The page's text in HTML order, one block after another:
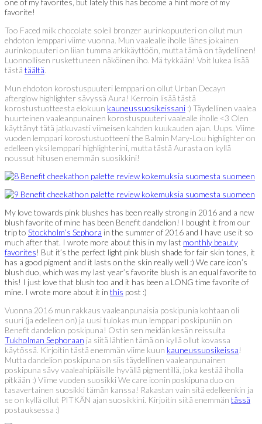
favorite!
Too Faced milk chocolate soleil bronzer aurinkopuuteri on ollut mun
ehdoton lemppari viime vuonna. Mun vaalealle iholle lähes jokainen
aurinkopuuteri on liian tumma arkikäyttöön, mutta tämä on täydellinen!
Luonnollisen ruskettuneen näköinen iho. Mä tykkään! Voit lukea lisää
tästä täältä.
Mun ehdoton korostuspuuteri lemppari on ollut Urban Decayn
afterglow highlighter sävyssä Aura! Kerroin lisää tästä
korostustuotteesta elokuun kauneussuosikeissani :) Täydellinen vaalea
huurteinen vaaleanpunainen korostuspuuteri vaalealle iholle <3 Olen
käyttänyt tätä jatkuvasti viimeisen kahden kuukauden ajan. Uups. Viime
vuoden lemppari korostustuotteeni the Balmin Mary-Lou highlighter on
edelleen yksi lemppari highlighterini, mutta tästä Aurasta on kyllä
noussut hitusen enemmän suosikkini!
My love towards pink blushes has been really strong in 2016 and a new
blush favorite of mine has been Benefit dandelion! I bought it from our
trip to Stockholm’s Sephora in the summer of 2016 and I have use it so
much after that. I wrote more about this in my last monthly beauty
favorites! But it’s the perfect light pink blush shade for fair skin tones, it
has a good pigment and it lasts on the skin really well :) We care icon’s
blush duo, which was my last year’s favorite blush is an equal favorite to
this! I just love that blush too and it has been a LONG time favorite of
mine. I wrote more about it in this post :)
Vuonna 2016 mun rakkaus vaaleanpunaisia poskipunia kohtaan oli
suuri (ja edelleen on) ja uusi tulokas mun lemppari poskipuniin on
Benefit dandelion poskipuna! Ostin sen meidän kesän reissulta
Tukholman Sephoraan ja siitä lähtien tämä on kyllä ollut kovassa
käytössä. Kirjoitin tästä enemmän viime kuun kauneussuosikeissa!
Mutta dandelion poskipuna on siis täydellinen vaaleanpunainen
poskipuna sävy vaaleahipiäisille hyvällä pigmentillä, joka kestää iholla
pitkään :) Viime vuoden suosikki We care iconin poskipuna duo on
tasavertainen suosikki tämän kanssa! Rakastan vain sitä edelleenkin ja
se on kyllä ollut PITKÄN ajan suosikkini. Kirjoitin siitä enemmän tässä
postauksessa :)